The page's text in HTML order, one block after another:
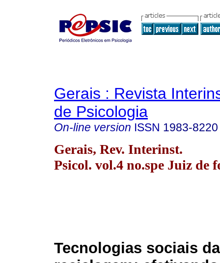
Gerais : Revista
de Psicologia
On-line version ISSN 1983-8220
Gerais, Rev. Interinst.
Psicol. vol.4 no.spe Juiz de
Tecnologias sociais da